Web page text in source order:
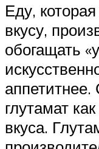
Еду,
вкусу,
обогащать
глутамат
вкуса.